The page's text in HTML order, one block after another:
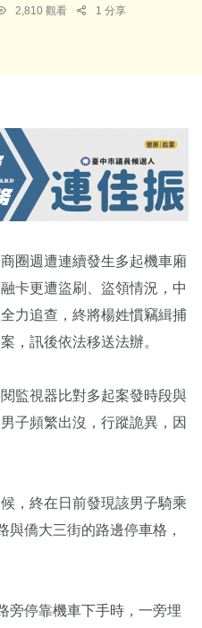
2,810 觀看 1 分享
圈週遭連續發生多起機車廂
卡更遭盜刷、盜領情況，中
力追查，終將楊姓慣竊緝捕
，訊後依法移送法辦。
監視器比對多起案發時段與
子頻繁出沒，行蹤詭異，因
，終在日前發現該男子騎乘
與僑大三街的路邊停車格，
旁停靠機車下手時，一旁埋